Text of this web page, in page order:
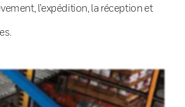
l’expédition, la réception et